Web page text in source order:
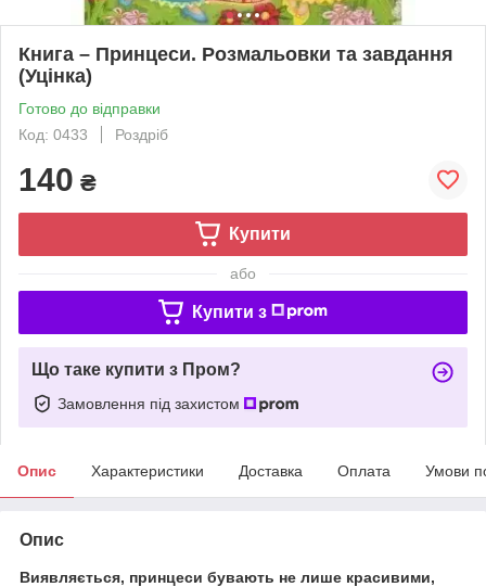
Книга – Принцеси. Розмальовки та завдання
(Уцінка)
Готово до відправки
Код: 0433
Роздріб
140 ₴
Купити
або
Купити з
Що таке купити з Пром?
Замовлення під захистом
Опис Характеристики Доставка Оплата Умови
Опис
Виявляється, принцеси бувають не лише красивими,